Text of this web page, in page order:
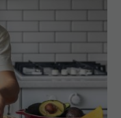
efecte asupra